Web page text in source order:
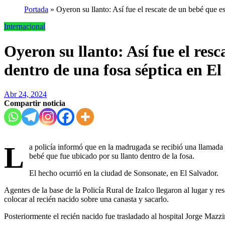
Portada » Oyeron su llanto: Así fue el rescate de un bebé que
Internacional
Oyeron su llanto: Así fue el
dentro de una fosa séptica en
Abr 24, 2024
Compartir noticia
L
a policía informó que en la madrugada se recibió una
bebé que fue ubicado por su llanto dentro de la fosa.
El hecho ocurrió en la ciudad de Sonsonate, en El Salvador.
Agentes de la base de la Policía Rural de Izalco llegaron al lugar y
colocar al recién nacido sobre una canasta y sacarlo.
Posteriormente el recién nacido fue trasladado al hospital Jorge